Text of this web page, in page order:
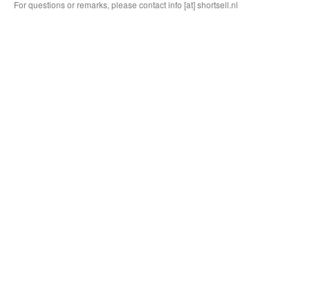
For questions or remarks, please contact info [at] shortsell.nl